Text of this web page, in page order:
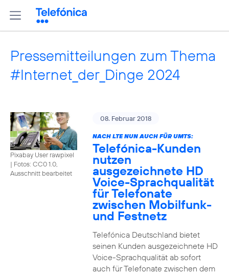
Pressemitteilungen zum Thema
#Internet_der_Dinge 2024
Pixabay User rawpixel
| Fotos: CC0 1.0,
Ausschnitt bearbeitet
08. Februar 2018
NACH LTE NUN AUCH FÜR UMTS:
Telefónica-Kunden
nutzen
ausgezeichnete HD
Voice-Sprachqualität
für Telefonate
zwischen Mobilfunk-
und Festnetz
Telefónica Deutschland bietet
seinen Kunden ausgezeichnete HD
Voice-Sprachqualität ab sofort
auch für Telefonate zwischen dem